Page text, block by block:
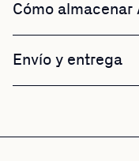
Cómo
Envío y entrega